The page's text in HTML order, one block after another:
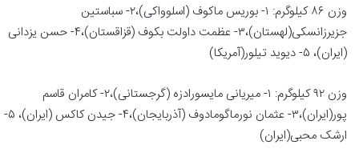
وزن ۸۶ کیلوگرم: ۱- بوریس ماکوف (اسلوواکی)،۲- سباستین
جزیرزانسکی(لهستان)،۳- عظمت داولت بکوف (قزاقستان)،۴- حسن یزدانی
(ایران)، ۵- دیوید تیلور(آمریکا)
وزن ۹۲ کیلوگرم: ۱- میریانی مایسورادزه (گرجستانی)،۲- کامران قاسم
پور(ایران)،۳- عثمان نورماگومادوف (آذربایجان)،۴- جیدن کاکس (ایران)، ۵-
ارشک محبی(ایران)